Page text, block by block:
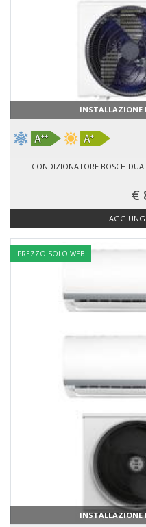
INSTALLAZIONE
CONDIZIONATORE BOSCH
€
INSTALLAZIONE
PREZZO SOLO WEB